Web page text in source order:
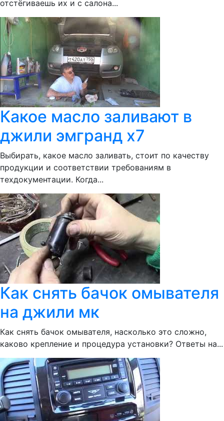
отстёгиваешь их и с салона...
Какое масло заливают в
джили эмгранд х7
Выбирать, какое масло заливать, стоит по качеству
продукции и соответствии требованиям в
техдокументации. Когда...
Как снять бачок омывателя
на джили мк
Как снять бачок омывателя, насколько это сложно,
каково крепление и процедура установки? Ответы на...